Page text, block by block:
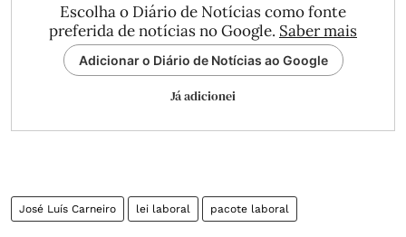
Escolha o Diário de Notícias como fonte
preferida de notícias no Google. Saber mais
Adicionar o Diário de Notícias ao Google
Já adicionei
José Luís Carneiro lei laboral pacote laboral